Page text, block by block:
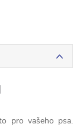
pro vašeho psa.